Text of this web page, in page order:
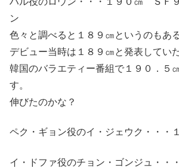
ン
色々と調べると１８９㎝というのもあ
デビュー当時は１８９㎝と発表してい
韓国のバラエティー番組で１９０．５
す。
伸びたのかな？
ペク・ギョン役のイ・ジェウク・・・
イ・ドファ役のチョン・ゴンジュ・・